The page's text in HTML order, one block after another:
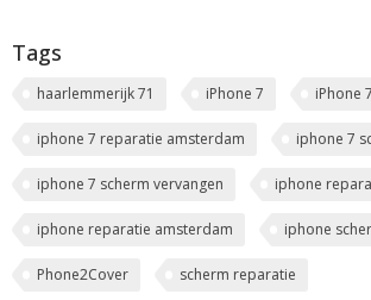
Tags
haarlemmerijk 71 iPhone 7 iPhone
iphone 7 reparatie amsterdam iphone 7
iphone 7 scherm vervangen iphone
iphone reparatie amsterdam iphone
Phone2Cover scherm reparatie